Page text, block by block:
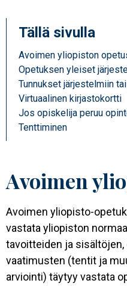
Tällä sivulla
Avoimen yliopiston
Opetuksen yleiset
Tunnukset järjestelmiin
Virtuaalinen kirjastokortti
Jos opiskelija peruu
Tenttiminen
Avoimen
Avoimen yliopisto-
vastata yliopiston
tavoitteiden ja
vaatimusten (tentit ja
arviointi) täytyy vastata